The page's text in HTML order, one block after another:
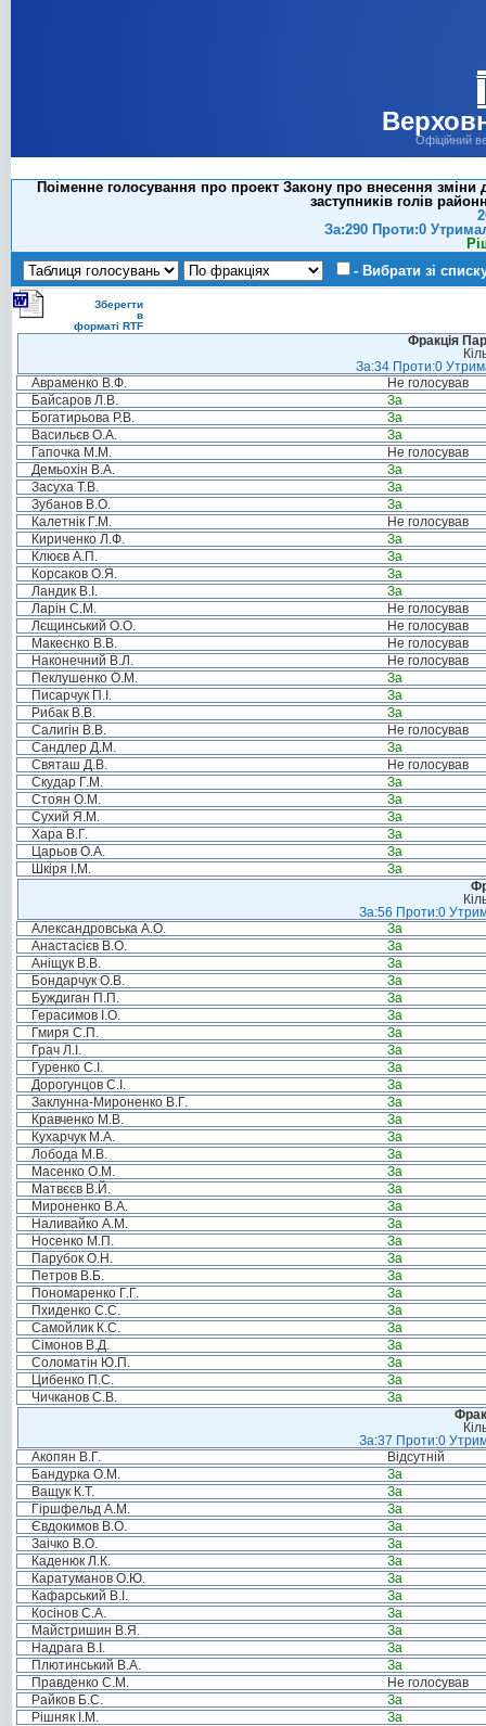
Офіційний
Поіменне голосування про проект Закону про внесення
заступників голів
За:290 Проти:0
- Вибрати зі
Зберегти
в
форматі RTF
Фракція
За:34 Проти:0
Авраменко В.Ф.
Не голосував
Байсаров Л.В.
За
Богатирьова Р.В.
За
Васильєв О.А.
За
Гапочка М.М.
Не голосував
Демьохін В.А.
За
Засуха Т.В.
За
Зубанов В.О.
За
Калетнік Г.М.
Не голосував
Кириченко Л.Ф.
За
Клюєв А.П.
За
Корсаков О.Я.
За
Ландик В.І.
За
Ларін С.М.
Не голосував
Лєщинський О.О.
Не голосував
Макеєнко В.В.
Не голосував
Наконечний В.Л.
Не голосував
Пеклушенко О.М.
За
Писарчук П.І.
За
Рибак В.В.
За
Салигін В.В.
Не голосував
Сандлер Д.М.
За
Святаш Д.В.
Не голосував
Скудар Г.М.
За
Стоян О.М.
За
Сухий Я.М.
За
Хара В.Г.
За
Царьов О.А.
За
Шкіря І.М.
За
За:56 Проти:0
Александровська А.О.
За
Анастасієв В.О.
За
Аніщук В.В.
За
Бондарчук О.В.
За
Буждиган П.П.
За
Герасимов І.О.
За
Гмиря С.П.
За
Грач Л.І.
За
Гуренко С.І.
За
Дорогунцов С.І.
За
Заклунна-Мироненко В.Г.
За
Кравченко М.В.
За
Кухарчук М.А.
За
Лобода М.В.
За
Масенко О.М.
За
Матвєєв В.Й.
За
Мироненко В.А.
За
Наливайко А.М.
За
Носенко М.П.
За
Парубок О.Н.
За
Петров В.Б.
За
Пономаренко Г.Г.
За
Пхиденко С.С.
За
Самойлик К.С.
За
Сімонов В.Д.
За
Соломатін Ю.П.
За
Цибенко П.С.
За
Чичканов С.В.
За
За:37 Проти:0
Акопян В.Г.
Відсутній
Бандурка О.М.
За
Ващук К.Т.
За
Гіршфельд А.М.
За
Євдокимов В.О.
За
Заічко В.О.
За
Каденюк Л.К.
За
Каратуманов О.Ю.
За
Кафарський В.І.
За
Косінов С.А.
За
Майстришин В.Я.
За
Надрага В.І.
За
Плютинський В.А.
За
Правденко С.М.
Не голосував
Райков Б.С.
За
Рішняк І.М.
За